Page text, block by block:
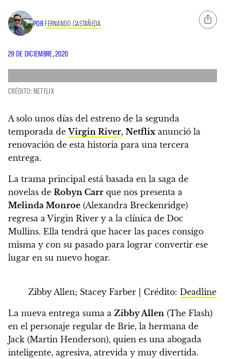
POR FERNANDO CASTAÑEDA
29 DE DICIEMBRE, 2020
CRÉDITO: NETFLIX
A solo unos días del estreno de la segunda
temporada deVirgin River, Netflix anunció la
renovación de esta historia para una tercera
entrega.
La trama principal está basada en la saga de
novelas de Robyn Carr que nos presenta a
Melinda Monroe (Alexandra Breckenridge)
regresa a Virgin River y a la clínica de Doc
Mullins. Ella tendrá que hacer las paces consigo
misma y con su pasado para lograr convertir ese
lugar en su nuevo hogar.
Zibby Allen; Stacey Farber | Crédito: Deadline
La nueva entrega suma a Zibby Allen (The Flash)
en el personaje regular de Brie, la hermana de
Jack (Martin Henderson), quien es una abogada
inteligente, agresiva, atrevida y muy divertida.